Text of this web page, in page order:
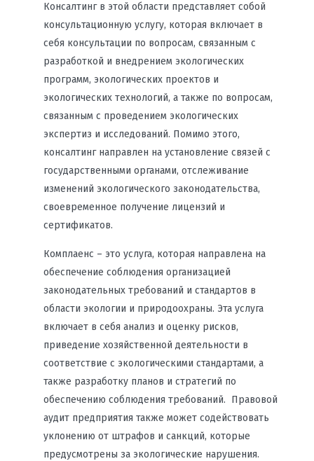
Консалтинг в этой области представляет собой
консультационную услугу, которая включает в
себя консультации по вопросам, связанным с
разработкой и внедрением экологических
программ, экологических проектов и
экологических технологий, а также по вопросам,
связанным с проведением экологических
экспертиз и исследований. Помимо этого,
консалтинг направлен на установление связей с
государственными органами, отслеживание
изменений экологического законодательства,
своевременное получение лицензий и
сертификатов.
Комплаенс – это услуга, которая направлена на
обеспечение соблюдения организацией
законодательных требований и стандартов в
области экологии и природоохраны. Эта услуга
включает в себя анализ и оценку рисков,
приведение хозяйственной деятельности в
соответствие с экологическими стандартами, а
также разработку планов и стратегий по
обеспечению соблюдения требований. Правовой
аудит предприятия также может содействовать
уклонению от штрафов и санкций, которые
предусмотрены за экологические нарушения.